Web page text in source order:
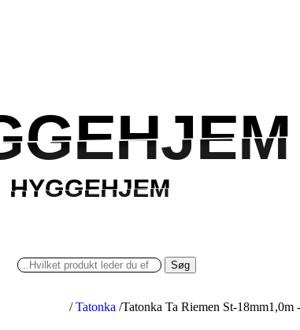
HYGGEHJEM
HYGGEHJEM
Søg
/ Tatonka /Tatonka Ta Riemen St-